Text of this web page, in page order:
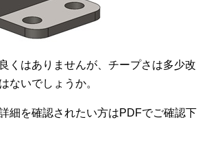
くはありませんが、チープさは多少改
ないでしょうか。
細を確認されたい方はPDFでご確認下